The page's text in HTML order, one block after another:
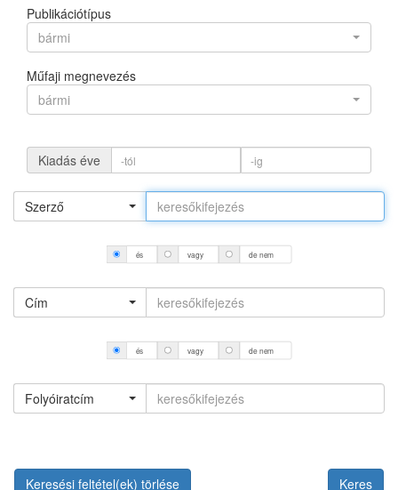
Publikációtípus
bármi
Műfaji megnevezés
bármi
Kiadás éve
Szerző
és vagy de nem
Cím
és vagy de nem
Folyóiratcím
Keresési feltétel(ek) törlése